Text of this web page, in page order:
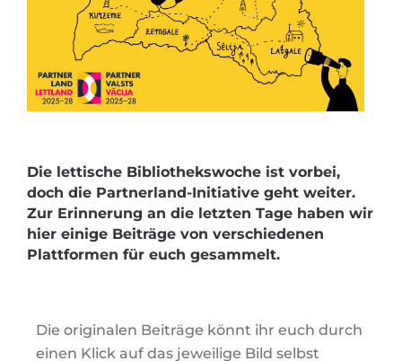
Die lettische Bibliothekswoche ist vorbei,
doch die Partnerland-Initiative geht weiter.
Zur Erinnerung an die letzten Tage haben wir
hier einige Beiträge von verschiedenen
Plattformen für euch gesammelt.
Die originalen Beiträge könnt ihr euch durch
einen Klick auf das jeweilige Bild selbst